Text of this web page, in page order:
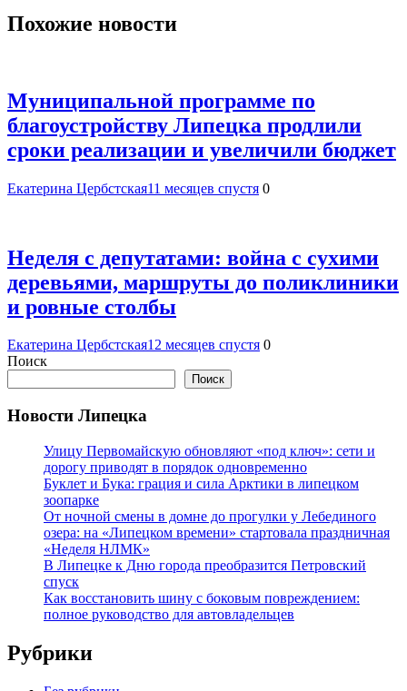
Похожие новости
Муниципальной программе по
благоустройству Липецка продлили
сроки реализации и увеличили бюджет
Екатерина Цербстская11 месяцев спустя 0
Неделя с депутатами: война с сухими
деревьями, маршруты до поликлиники
и ровные столбы
Екатерина Цербстская12 месяцев спустя 0
Поиск
Поиск
Новости Липецка
Улицу Первомайскую обновляют «под ключ»: сети и
дорогу приводят в порядок одновременно
Буклет и Бука: грация и сила Арктики в липецком
зоопарке
От ночной смены в домне до прогулки у Лебединого
озера: на «Липецком времени» стартовала праздничная
«Неделя НЛМК»
В Липецке к Дню города преобразится Петровский
спуск
Как восстановить шину с боковым повреждением:
полное руководство для автовладельцев
Рубрики